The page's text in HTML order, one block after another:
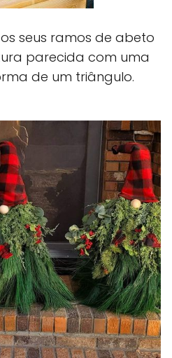
seus ramos de abeto
parecida com uma
de um triângulo.